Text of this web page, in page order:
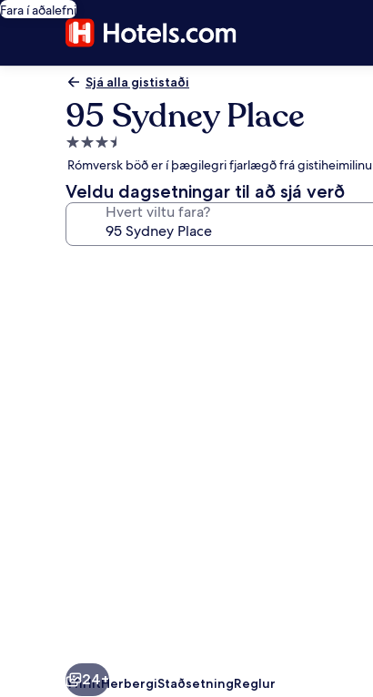
Fara í aðalefni
Sjá alla gististaði
95 Sydney Place
3.5
stjörnu
gististaður
Rómversk böð er í þægilegri fjarlægð frá gistiheimilinu
Veldu dagsetningar til að sjá verð
Hvert viltu fara?
24+
YfirlitHerbergiStaðsetningReglur